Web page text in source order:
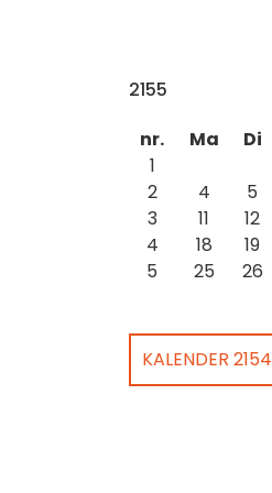
2155
nr.
Ma Di
1
2
4 5
3
11 12
4
18 19
5
25 26
KALENDER 2154